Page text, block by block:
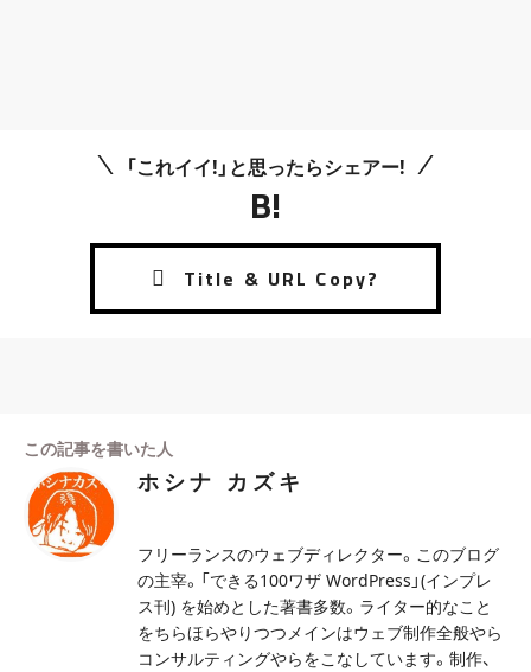
「これイイ!」と思ったらシェアー!
B!
この記事を書いた人
ホシナ カズキ
フリーランスのウェブディレクター。このブログ
の主宰。「できる100ワザ WordPress」(インプレ
ス刊) を始めとした著書多数。ライター的なこと
をちらほらやりつつメインはウェブ制作全般やら
コンサルティングやらをこなしています。制作、